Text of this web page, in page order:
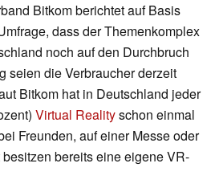
Bitkom berichtet auf Basis
dass der Themenkomplex
noch auf den Durchbruch
seien die Verbraucher derzeit
Bitkom hat in Deutschland jeder
Virtual Realityschon einmal
Freunden, auf einer Messe oder
bereits eine eigene VR-